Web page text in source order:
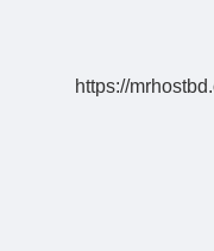
https://